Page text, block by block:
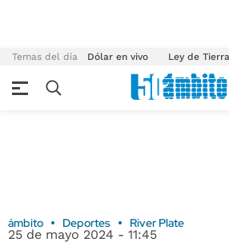
Temas del día Dólar en vivo Ley de
ámbito Deportes River Plate
25 de mayo 2024 - 11:45